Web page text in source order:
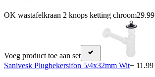
OK wastafelkraan 2 knops ketting chroom29.99
Voeg product toe aan set
Sanivesk Plugbekersifon 5/4x32mm Wit+ 11.99